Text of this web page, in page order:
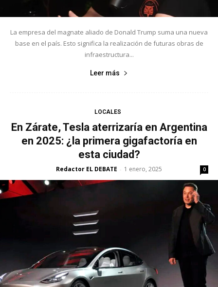
La empresa del magnate aliado de Donald Trump suma una nueva
base en el país. Esto significa la realización de futuras obras de
infraestructura...
Leer más
LOCALES
En Zárate, Tesla aterrizaría en Argentina
en 2025: ¿la primera gigafactoría en
esta ciudad?
Redactor EL DEBATE - 1 enero, 2025 0